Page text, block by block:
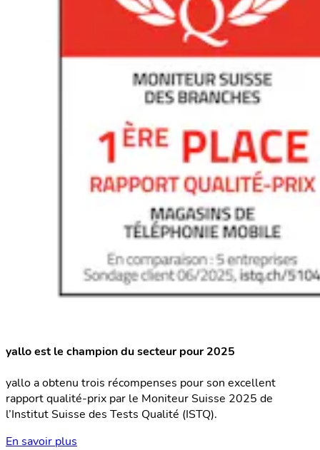
yallo est le champion du secteur pour 2025
yallo a obtenu trois récompenses pour son excellent
rapport qualité-prix par le Moniteur Suisse 2025 de
l’Institut Suisse des Tests Qualité (ISTQ).
En savoir plus